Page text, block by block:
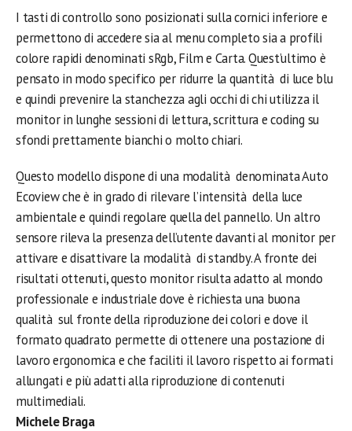
I tasti di controllo sono posizionati sulla cornici inferiore e
permettono di accedere sia al menu completo sia a profili
colore rapidi denominati sRgb, Film e Carta. Quest’ultimo è
pensato in modo specifico per ridurre la quantità di luce blu
e quindi prevenire la stanchezza agli occhi di chi utilizza il
monitor in lunghe sessioni di lettura, scrittura e coding su
sfondi prettamente bianchi o molto chiari.
Questo modello dispone di una modalità denominata Auto
Ecoview che è in grado di rilevare l’intensità della luce
ambientale e quindi regolare quella del pannello. Un altro
sensore rileva la presenza dell’utente davanti al monitor per
attivare e disattivare la modalità di standby. A fronte dei
risultati ottenuti, questo monitor risulta adatto al mondo
professionale e industriale dove è richiesta una buona
qualità sul fronte della riproduzione dei colori e dove il
formato quadrato permette di ottenere una postazione di
lavoro ergonomica e che faciliti il lavoro rispetto ai formati
allungati e più adatti alla riproduzione di contenuti
multimediali.
Michele Braga